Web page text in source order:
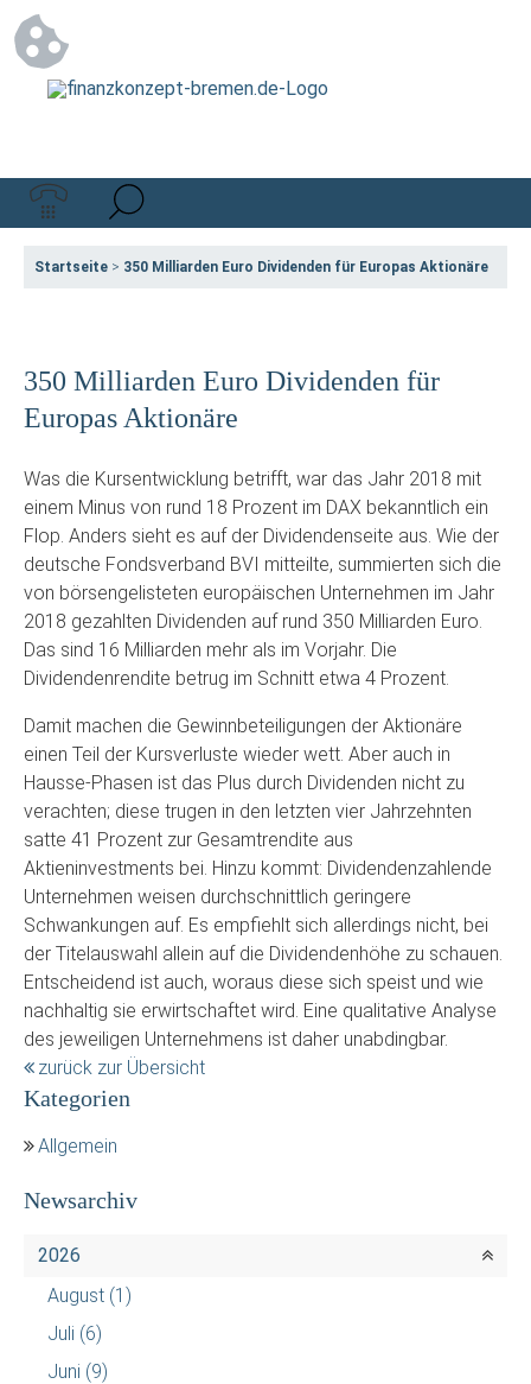
Startseite > 350 Milliarden Euro Dividenden für Europas Aktionäre
350 Milliarden Euro Dividenden für
Europas Aktionäre
Was die Kursentwicklung betrifft, war das Jahr 2018 mit
einem Minus von rund 18 Prozent im DAX bekanntlich ein
Flop. Anders sieht es auf der Dividendenseite aus. Wie der
deutsche Fondsverband BVI mitteilte, summierten sich die
von börsengelisteten europäischen Unternehmen im Jahr
2018 gezahlten Dividenden auf rund 350 Milliarden Euro.
Das sind 16 Milliarden mehr als im Vorjahr. Die
Dividendenrendite betrug im Schnitt etwa 4 Prozent.
Damit machen die Gewinnbeteiligungen der Aktionäre
einen Teil der Kursverluste wieder wett. Aber auch in
Hausse-Phasen ist das Plus durch Dividenden nicht zu
verachten; diese trugen in den letzten vier Jahrzehnten
satte 41 Prozent zur Gesamtrendite aus
Aktieninvestments bei. Hinzu kommt: Dividendenzahlende
Unternehmen weisen durchschnittlich geringere
Schwankungen auf. Es empfiehlt sich allerdings nicht, bei
der Titelauswahl allein auf die Dividendenhöhe zu schauen.
Entscheidend ist auch, woraus diese sich speist und wie
nachhaltig sie erwirtschaftet wird. Eine qualitative Analyse
des jeweiligen Unternehmens ist daher unabdingbar.
zurück zur Übersicht
Kategorien
Allgemein
Newsarchiv
2026
August (1)
Juli (6)
Juni (9)